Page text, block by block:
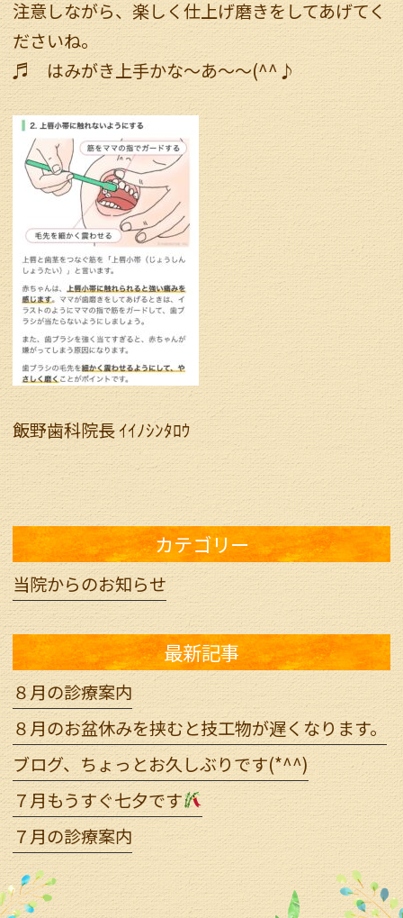
注意しながら、楽しく仕上げ磨きをしてあげてく
ださいね。
♬ はみがき上手かな～あ～～(^^♪
飯野歯科院長 ｲｲﾉｼﾝﾀﾛｳ
カテゴリー
当院からのお知らせ
最新記事
８月の診療案内
８月のお盆休みを挟むと技工物が遅くなります。
ブログ、ちょっとお久しぶりです(*^^)
７月もうすぐ七夕です
７月の診療案内